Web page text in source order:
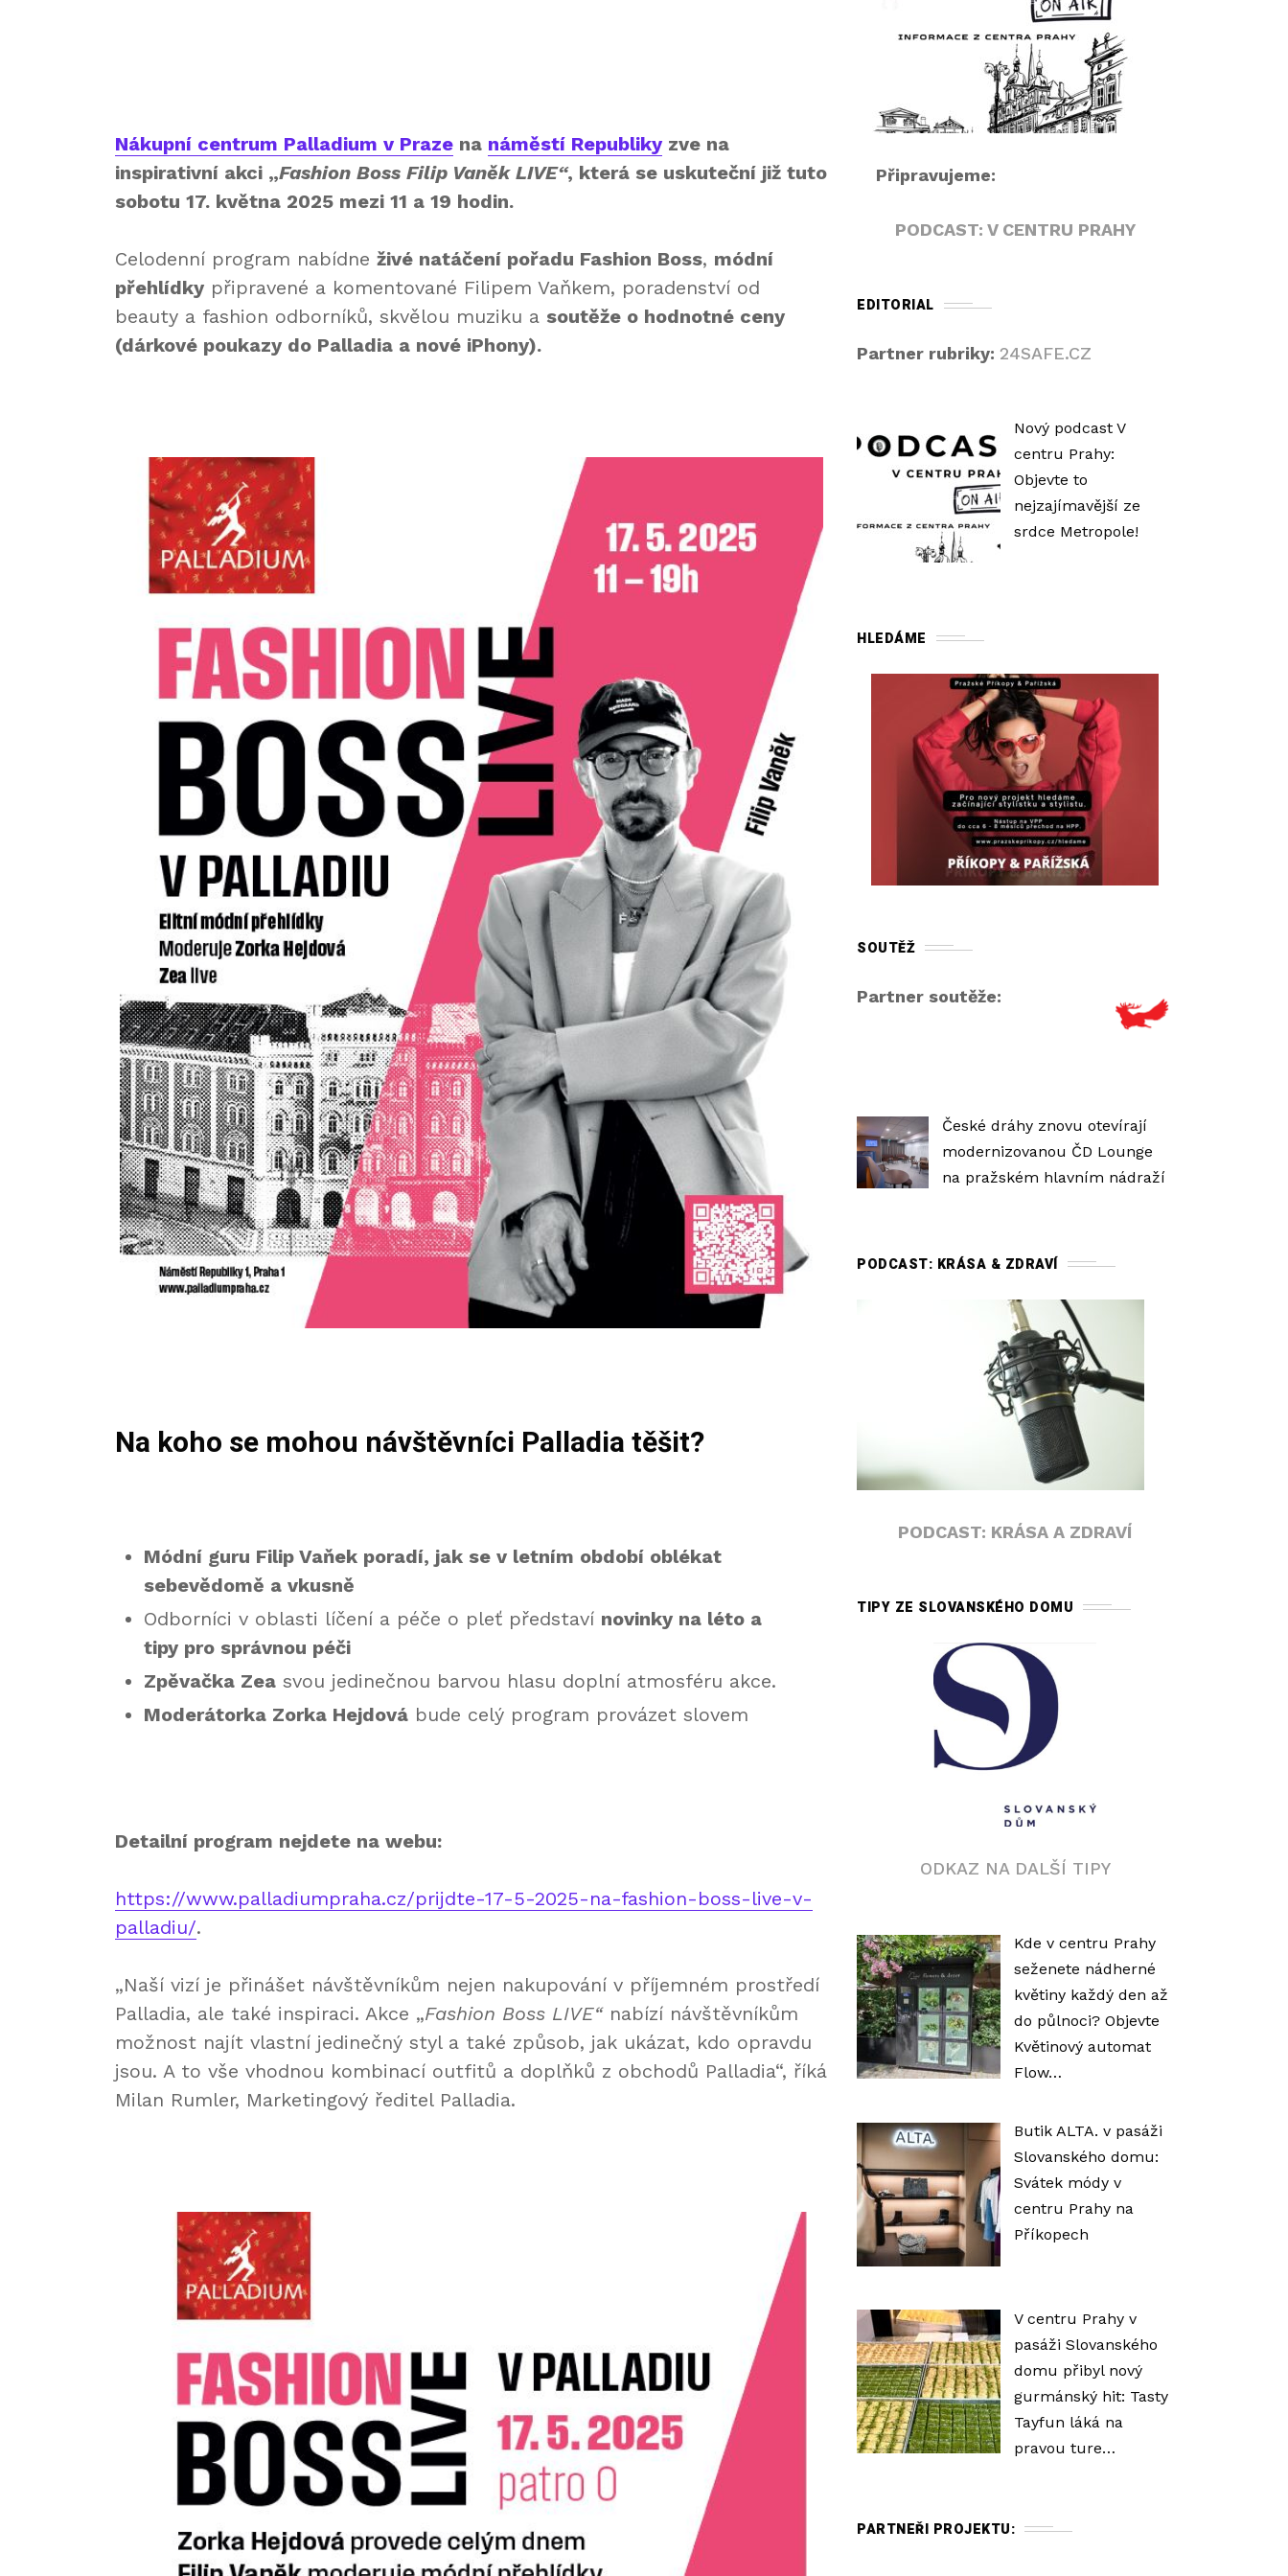
Nákupní centrum Palladium v Praze na náměstí Republiky zve na
inspirativní akci „Fashion Boss Filip Vaněk LIVE“, která se uskuteční již tuto
sobotu 17. května 2025 mezi 11 a 19 hodin.
Celodenní program nabídne živé natáčení pořadu Fashion Boss, módní
přehlídky připravené a komentované Filipem Vaňkem, poradenství od
beauty a fashion odborníků, skvělou muziku a soutěže o hodnotné ceny
(dárkové poukazy do Palladia a nové iPhony).
Na koho se mohou návštěvníci Palladia těšit?
Módní guru Filip Vaňek poradí, jak se v letním období oblékat
sebevědomě a vkusně
Odborníci v oblasti líčení a péče o pleť představí novinky na léto a
tipy pro správnou péči
Zpěvačka Zea svou jedinečnou barvou hlasu doplní atmosféru akce.
Moderátorka Zorka Hejdová bude celý program provázet slovem
Detailní program nejdete na webu:
https://www.palladiumpraha.cz/prijdte-17-5-2025-na-fashion-boss-live-v-
palladiu/.
„Naší vizí je přinášet návštěvníkům nejen nakupování v příjemném prostředí
Palladia, ale také inspiraci. Akce „Fashion Boss LIVE“ nabízí návštěvníkům
možnost najít vlastní jedinečný styl a také způsob, jak ukázat, kdo opravdu
jsou. A to vše vhodnou kombinací outfitů a doplňků z obchodů Palladia“, říká
Milan Rumler, Marketingový ředitel Palladia.
i
p
e
k
n
a
u
í
s
n
ž
í
r
h
.
Připravujeme:
PODCAST: V CENTRU PRAHY
EDITORIAL
Partner rubriky: 24SAFE.CZ
Nový podcast V
centru Prahy:
Objevte to
nejzajímavější ze
srdce Metropole!
HLEDÁME
SOUTĚŽ
Partner soutěže:
České dráhy znovu otevírají
modernizovanou ČD Lounge
na pražském hlavním nádraží
PODCAST: KRÁSA & ZDRAVÍ
PODCAST: KRÁSA A ZDRAVÍ
TIPY ZE SLOVANSKÉHO DOMU
ODKAZ NA DALŠÍ TIPY
Kde v centru Prahy
seženete nádherné
květiny každý den až
do půlnoci? Objevte
Květinový automat
Flow…
Butik ALTA. v pasáži
Slovanského domu:
Svátek módy v
centru Prahy na
Příkopech
V centru Prahy v
pasáži Slovanského
domu přibyl nový
gurmánský hit: Tasty
Tayfun láká na
pravou ture…
PARTNEŘI PROJEKTU: